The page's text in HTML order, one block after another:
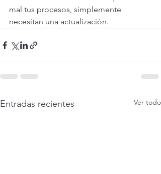
mal tus procesos, simplemente
necesitan una actualización.
Entradas recientes Ver todo